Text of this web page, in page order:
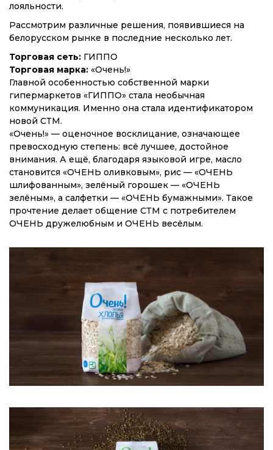
лояльности.
Рассмотрим различные решения, появившиеся на
белорусском рынке в последние несколько лет.
Торговая сеть: ГИППО
Торговая марка: «Очень!»
Главной особенностью собственной марки
гипермаркетов «ГИППО» стала необычная
коммуникация. Именно она стала идентификатором
новой СТМ.
«Очень!» — оценочное восклицание, означающее
превосходную степень: всё лучшее, достойное
внимания. А ещё, благодаря языковой игре, масло
становится «ОЧЕНЬ оливковым», рис — «ОЧЕНЬ
шлифованным», зелёный горошек — «ОЧЕНЬ
зелёным», а салфетки — «ОЧЕНЬ бумажными». Такое
прочтение делает общение СТМ с потребителем
ОЧЕНЬ дружелюбным и ОЧЕНЬ весёлым.